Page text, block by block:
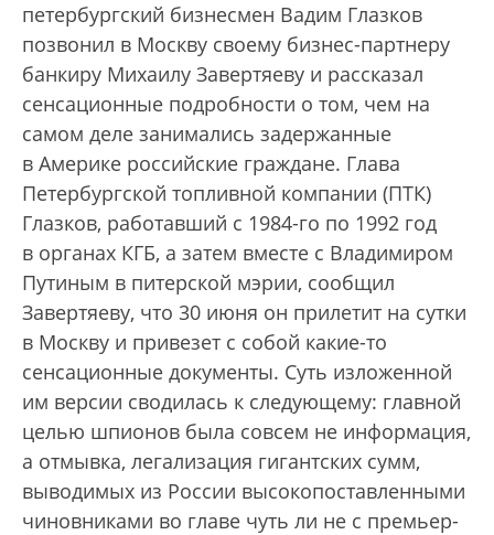
петербургский бизнесмен Вадим Глазков
позвонил в Москву своему бизнес-партнеру
банкиру Михаилу Завертяеву и рассказал
сенсационные подробности о том, чем на
самом деле занимались задержанные
в Америке российские граждане. Глава
Петербургской топливной компании (ПТК)
Глазков, работавший с 1984-го по 1992 год
в органах КГБ, а затем вместе с Владимиром
Путиным в питерской мэрии, сообщил
Завертяеву, что 30 июня он прилетит на сутки
в Москву и привезет с собой какие-то
сенсационные документы. Суть изложенной
им версии сводилась к следующему: главной
целью шпионов была совсем не информация,
а отмывка, легализация гигантских сумм,
выводимых из России высокопоставленными
чиновниками во главе чуть ли не с премьер-